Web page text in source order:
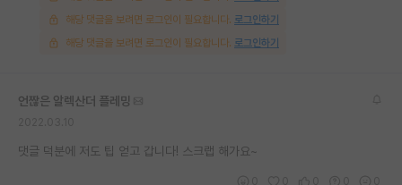
해당 댓글을 보려면 로그인이 필요합니다. 로그인하기
해당 댓글을 보려면 로그인이 필요합니다. 로그인하기
언짢은 알렉산더 플레밍
댓글 덕분에 저도 팁 얻고 갑니다! 스크랩 해가요~